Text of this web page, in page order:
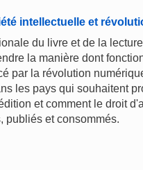
intellectuelle et
du livre et de la
la manière dont
par la révolution
les pays qui souhaitent
et comment le droit
publiés et consommés.